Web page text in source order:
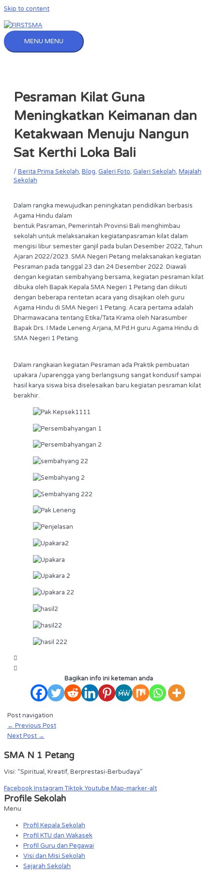
Skip to content
MENU MENU
Pesraman Kilat Guna
Meningkatkan Keimanan dan
Ketakwaan Menuju Nangun
Sat Kerthi Loka Bali
/ Berita Prima Sekolah, Blog, Galeri Foto, Galeri Sekolah, Majalah
Sekolah
Dalam rangka mewujudkan peningkatan pendidikan berbasis
Agama Hindu dalam
bentuk Pasraman, Pemerintah Provinsi Bali menghimbau
sekolah untuk melaksanakan kegiatanpasraman kilat dalam
mengisi libur semester ganjil pada bulan Desember 2022, Tahun
Ajaran 2022/2023. SMA Negeri Petang melaksanakan kegiatan
Pesraman pada tanggal 23 dan 24 Desember 2022. Diawali
dengan kegiatan sembahyang bersama, kegiatan pesraman kilat
dibuka oleh Bapak Kepala SMA Negeri 1 Petang dan diikuti
dengan beberapa rentetan acara yang disajikan oleh guru
Agama Hindu di SMA Negeri 1 Petang. Acara pertama adalah
Dharmawacana tentang Etika/Tata Krama oleh Narasumber
Bapak Drs. I Made Leneng Arjana, M.Pd.H guru Agama Hindu di
SMA Negeri 1 Petang.
Dalam rangkaian kegiatan Pesraman ada Praktik pembuatan
upakara /uparengga yang berlangsung sangat kondusif sampai
hasil karya siswa bisa diselesaikan baru kegiatan pesraman kilat
berakhir.
Bagikan info ini keteman anda
Post navigation
← Previous Post
Next Post →
SMA N 1 Petang
Visi: “Spiritual, Kreatif, Berprestasi-Berbudaya”
FacebookInstagram TiktokYoutube Map-marker-alt
Profile Sekolah
Menu
Profil Kepala Sekolah
Profil KTU dan Wakasek
Profil Guru dan Pegawai
Visi dan Misi Sekolah
Sejarah Sekolah